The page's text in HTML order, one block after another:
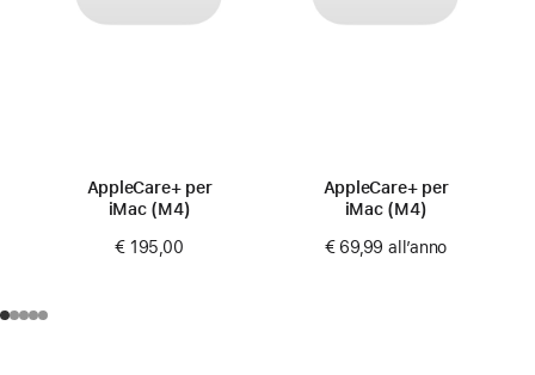
AppleCare+ per
iMac (M4)
€ 195,00
AppleCare+ per
iMac (M4)
€ 69,99 all’anno